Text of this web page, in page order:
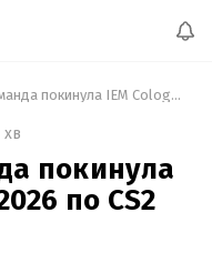
Українська команда покинула IEM Cologne Major 2026 по CS2
хв
покинула
по CS2